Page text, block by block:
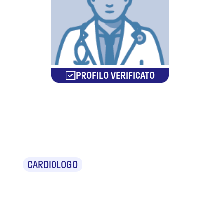
PROFILO VERIFICATO
CARDIOLOGO